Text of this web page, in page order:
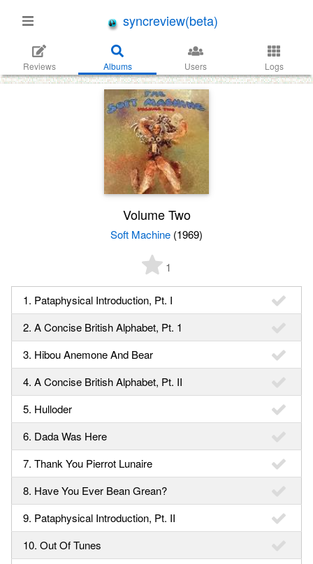
syncreview(beta)
Reviews Albums Users Logs
Volume Two
Soft Machine (1969)
1
1. Pataphysical Introduction, Pt. I
2. A Concise British Alphabet, Pt. 1
3. Hibou Anemone And Bear
4. A Concise British Alphabet, Pt. II
5. Hulloder
6. Dada Was Here
7. Thank You Pierrot Lunaire
8. Have You Ever Bean Grean?
9. Pataphysical Introduction, Pt. II
10. Out Of Tunes